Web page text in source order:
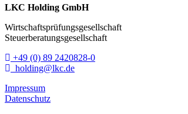
LKC Holding GmbH
Wirtschaftsprüfungsgesellschaft
Steuerberatungsgesellschaft
+49 (0) 89 2420828-0
holding@lkc.de
Impressum
Datenschutz